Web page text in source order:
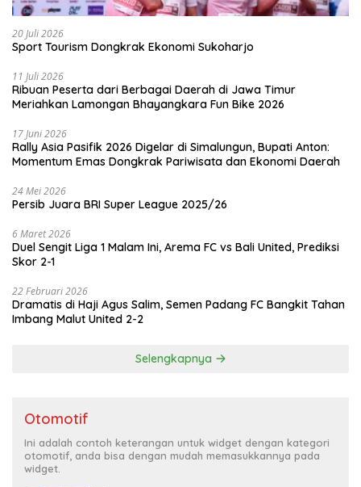
20 Juli 2026
Sport Tourism Dongkrak Ekonomi Sukoharjo
11 Juli 2026
Ribuan Peserta dari Berbagai Daerah di Jawa Timur
Meriahkan Lamongan Bhayangkara Fun Bike 2026
17 Juni 2026
Rally Asia Pasifik 2026 Digelar di Simalungun, Bupati Anton:
Momentum Emas Dongkrak Pariwisata dan Ekonomi Daerah
24 Mei 2026
Persib Juara BRI Super League 2025/26
6 Maret 2026
Duel Sengit Liga 1 Malam Ini, Arema FC vs Bali United, Prediksi
Skor 2-1
22 Februari 2026
Dramatis di Haji Agus Salim, Semen Padang FC Bangkit Tahan
Imbang Malut United 2-2
Selengkapnya
Otomotif
Ini adalah contoh keterangan untuk widget dengan kategori
otomotif, anda bisa dengan mudah memasukkannya pada
widget.